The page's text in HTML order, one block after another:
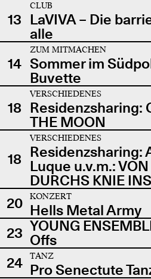
13
CLUB
LaVIVA – Die
alle
14
ZUM MITMACHEN
Sommer im
Buvette
18
VERSCHIEDENES
Residenzsharing:
THE MOON
18
VERSCHIEDENES
Residenzsharing:
Luque u.v.m.:
DURCHS KNIE
20
KONZERT
Hells Metal Army
23 YOUNG
Offs
24
TANZ
Pro Senectute